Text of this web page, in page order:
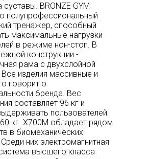
суставы. BRONZE GYM
полупрофессиональный
тренажер, способный
максимальные нагрузки
в режиме нон-стоп. В
конструкции -
рама с двухслойной
изделия массивные и
говорит о
бренда. Вес
составляет 96 кг и
пользователей
кг. X700M обладает рядом
в биомеханических
них электромагнитная
высшего класса